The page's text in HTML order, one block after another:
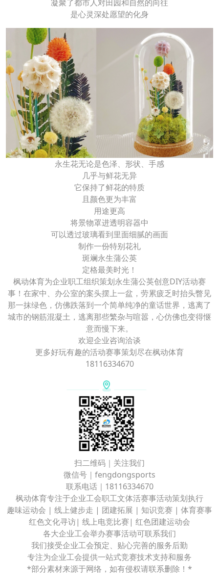
凝聚了都市人对田园和自然的向往
是心灵深处愿望的化身
永生花无论是色泽、形状、手感
几乎与鲜花无异
它保持了鲜花的特质
且颜色更为丰富
用途更高
将景物罩进透明容器中
可以透过玻璃看到里面细腻的画面
制作一份特别花礼
斑斓永生蒲公英
定格最美时光！
枫动体育为企业职工组织策划永生蒲公英创意DIY活动赛
事！在家中、办公室的案头摆上一盆，劳累疲乏时抬头瞥见
那一抹绿色，仿佛跌落到一个简单纯净的童话世界，逃离了
城市的钢筋混凝土，逃离那些繁杂与喧嚣，心仿佛也变得惬
意而慢下来。
欢迎企业咨询洽谈
更多好玩有趣的活动赛事策划尽在枫动体育
18116334670
扫二维码｜关注我们
微信号｜fengdongsports
联系电话｜18116334670
枫动体育专注于企业工会职工文体活赛事活动策划执行
趣味运动会 | 线上健步走 | 团建拓展 | 知识竞赛 | 体育赛事
红色文化寻访| 线上电竞比赛| 红色团建运动会
各大企业工会举办赛事活动可联系我们
我们接受企业工会预定、贴心完善的服务后勤
专注为企业工会提供一站式竞赛技术支持和服务
*部分素材来源于网络，如有侵权请联系删除！*